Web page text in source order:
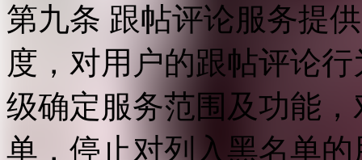
第九条 跟帖评论服务提
度，对用户的跟帖评论
级确定服务范围及功能
单，停止对列入黑名单